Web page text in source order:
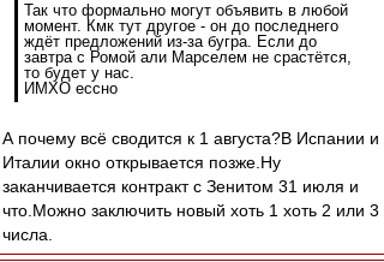
Так что формально могут объявить в любой
момент. Кмк тут другое - он до последнего
ждёт предложений из-за бугра. Если до
завтра с Ромой али Марселем не срастётся,
то будет у нас.
ИМХО ессно
А почему всё сводится к 1 августа?В Испании и
Италии окно открывается позже.Ну
заканчивается контракт с Зенитом 31 июля и
что.Можно заключить новый хоть 1 хоть 2 или 3
числа.